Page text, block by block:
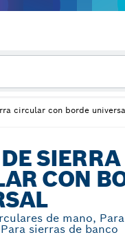
circular con borde
SIERRA
CON
de mano,
sierras de banco
circular con